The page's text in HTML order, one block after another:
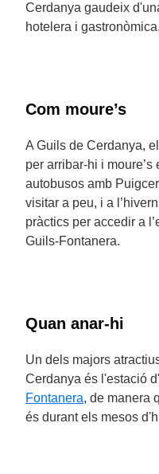
Cerdanya gaudeix
hotelera i gastronòmica.
Com moure’s
A Guils de Cerdanya,
per arribar-hi i
autobusos amb
visitar a peu, i a
pràctics per accedir a
Guils-Fontanera.
Quan anar-hi
Un dels majors
Cerdanya és l'estació d'
Fontanera, de manera
és durant els mesos